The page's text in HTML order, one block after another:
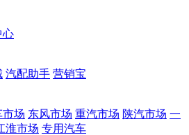
心
汽配助手 营销宝
市场 东风市场 重汽市场 陕汽市场 一
淮市场 专用汽车